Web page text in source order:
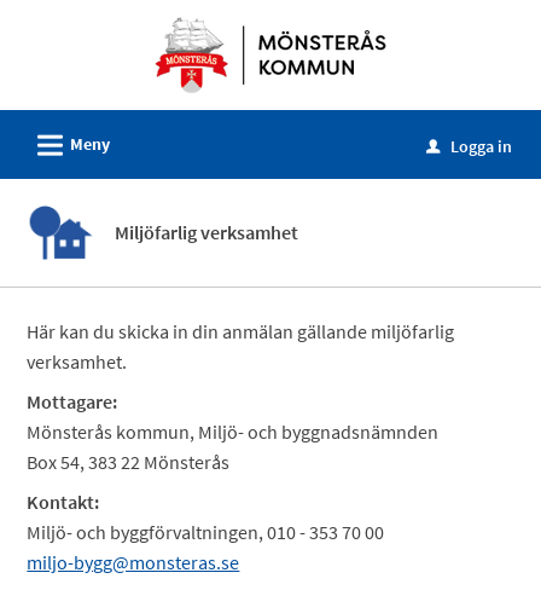
tjänster
Mönsterås
kommun
L Meny u Logga in
Miljöfarlig verksamhet
Här kan du skicka in din anmälan gällande miljöfarlig
verksamhet.
Mottagare:
Mönsterås kommun, Miljö- och byggnadsnämnden
Box 54, 383 22 Mönsterås
Kontakt:
Miljö- och byggförvaltningen, 010 - 353 70 00
miljo-bygg@monsteras.se